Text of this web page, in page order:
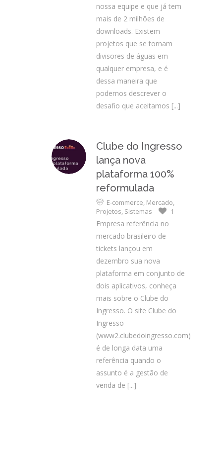
nossa equipe e que já tem
mais de 2 milhões de
downloads. Existem
projetos que se tornam
divisores de águas em
qualquer empresa, e é
dessa maneira que
podemos descrever o
desafio que aceitamos [...]
Clube do Ingresso
lança nova
plataforma 100%
reformulada
E-commerce, Mercado,
Projetos, Sistemas 1
Empresa referência no
mercado brasileiro de
tickets lançou em
dezembro sua nova
plataforma em conjunto de
dois aplicativos, conheça
mais sobre o Clube do
Ingresso. O site Clube do
Ingresso
(www2.clubedoingresso.com)
é de longa data uma
referência quando o
assunto é a gestão de
venda de [...]